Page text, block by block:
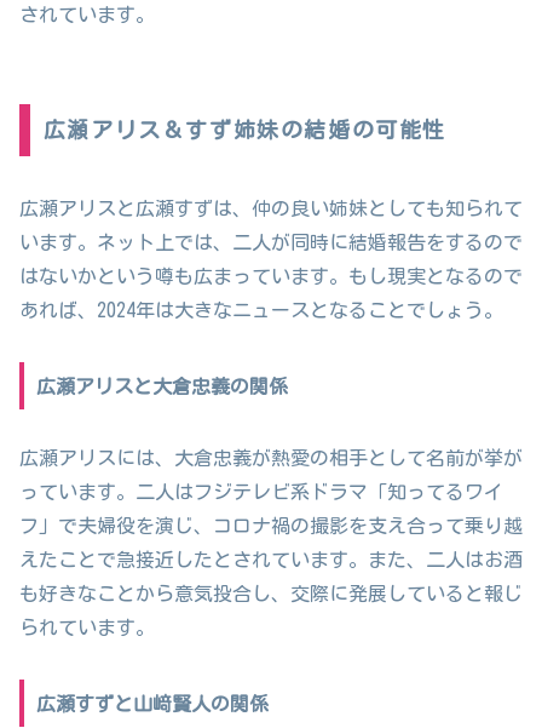
されています。
広瀬アリス＆すず姉妹の結婚の可能性
広瀬アリスと広瀬すずは、仲の良い姉妹としても知られて
います。ネット上では、二人が同時に結婚報告をするので
はないかという噂も広まっています。もし現実となるので
あれば、2024年は大きなニュースとなることでしょう。
広瀬アリスと大倉忠義の関係
広瀬アリスには、大倉忠義が熱愛の相手として名前が挙が
っています。二人はフジテレビ系ドラマ「知ってるワイ
フ」で夫婦役を演じ、コロナ禍の撮影を支え合って乗り越
えたことで急接近したとされています。また、二人はお酒
も好きなことから意気投合し、交際に発展していると報じ
られています。
広瀬すずと山﨑賢人の関係